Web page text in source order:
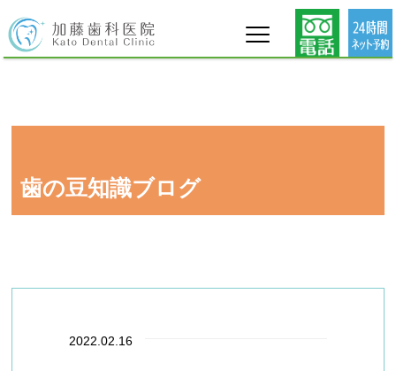
タグ : 美祢市 衛生士 募集
歯の豆知識ブログ
2022.02.16